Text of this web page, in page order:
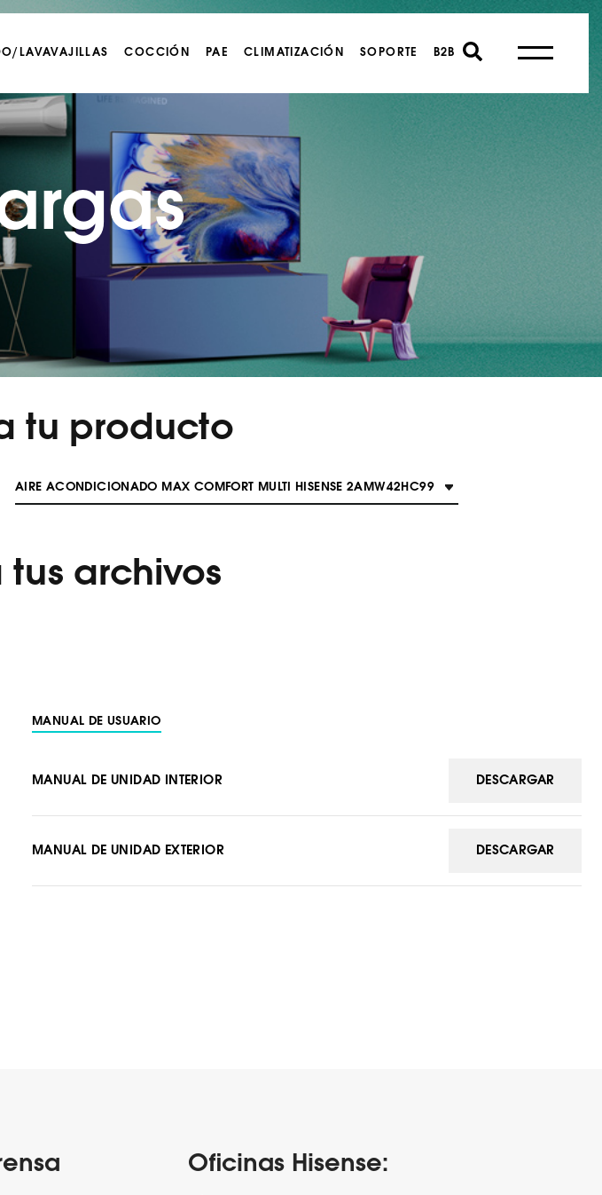
LAVAVAJILLAS COCCIÓN PAE CLIMATIZACIÓN SOPORTE B2B
tu producto
AIRE ACONDICIONADO MAX COMFORT MULTI HISENSE 2AMW42HC99
tus archivos
MANUAL DE USUARIO
MANUAL DE UNIDAD INTERIOR DESCARGAR
MANUAL DE UNIDAD EXTERIOR DESCARGAR
Oficinas Hisense: